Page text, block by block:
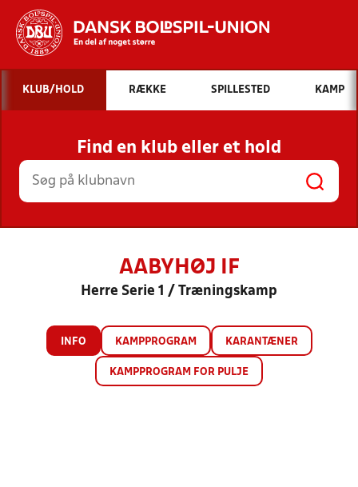
Hvad vil du søge efter?
INDHOLD OG NYHEDER
STILLINGER, RESULTATER, KLUBBER OG
HOLD
KLUB/HOLD RÆKKE SPILLESTED KAMP
Find en klub eller et hold
AABYHØJ IF
Herre Serie 1 / Træningskamp
INFO KAMPPROGRAM KARANTÆNER
KAMPPROGRAM FOR PULJE